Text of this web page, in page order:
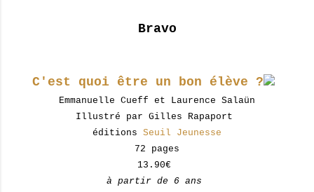
Bravo
C'est quoi être un bon élève ?
Emmanuelle Cueff et Laurence Salaün
Illustré par Gilles Rapaport
éditions Seuil Jeunesse
72 pages
13.90€
à partir de 6 ans